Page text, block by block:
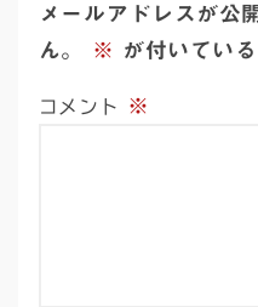
メールアドレスが公
ん。
※ が付いてい
コメント ※